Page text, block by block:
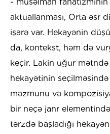
- müsəlman
aktuallanması, Orta əsr
işarə var. Hekayənin
da, kontekst, həm də
keçir. Lakin uğur mətndə
hekayətinin
məzmunu və
bir neçə janr
tərzdə başladığı